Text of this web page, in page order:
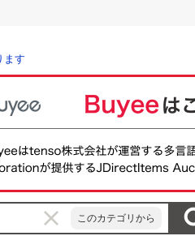
ます
このカテゴリから